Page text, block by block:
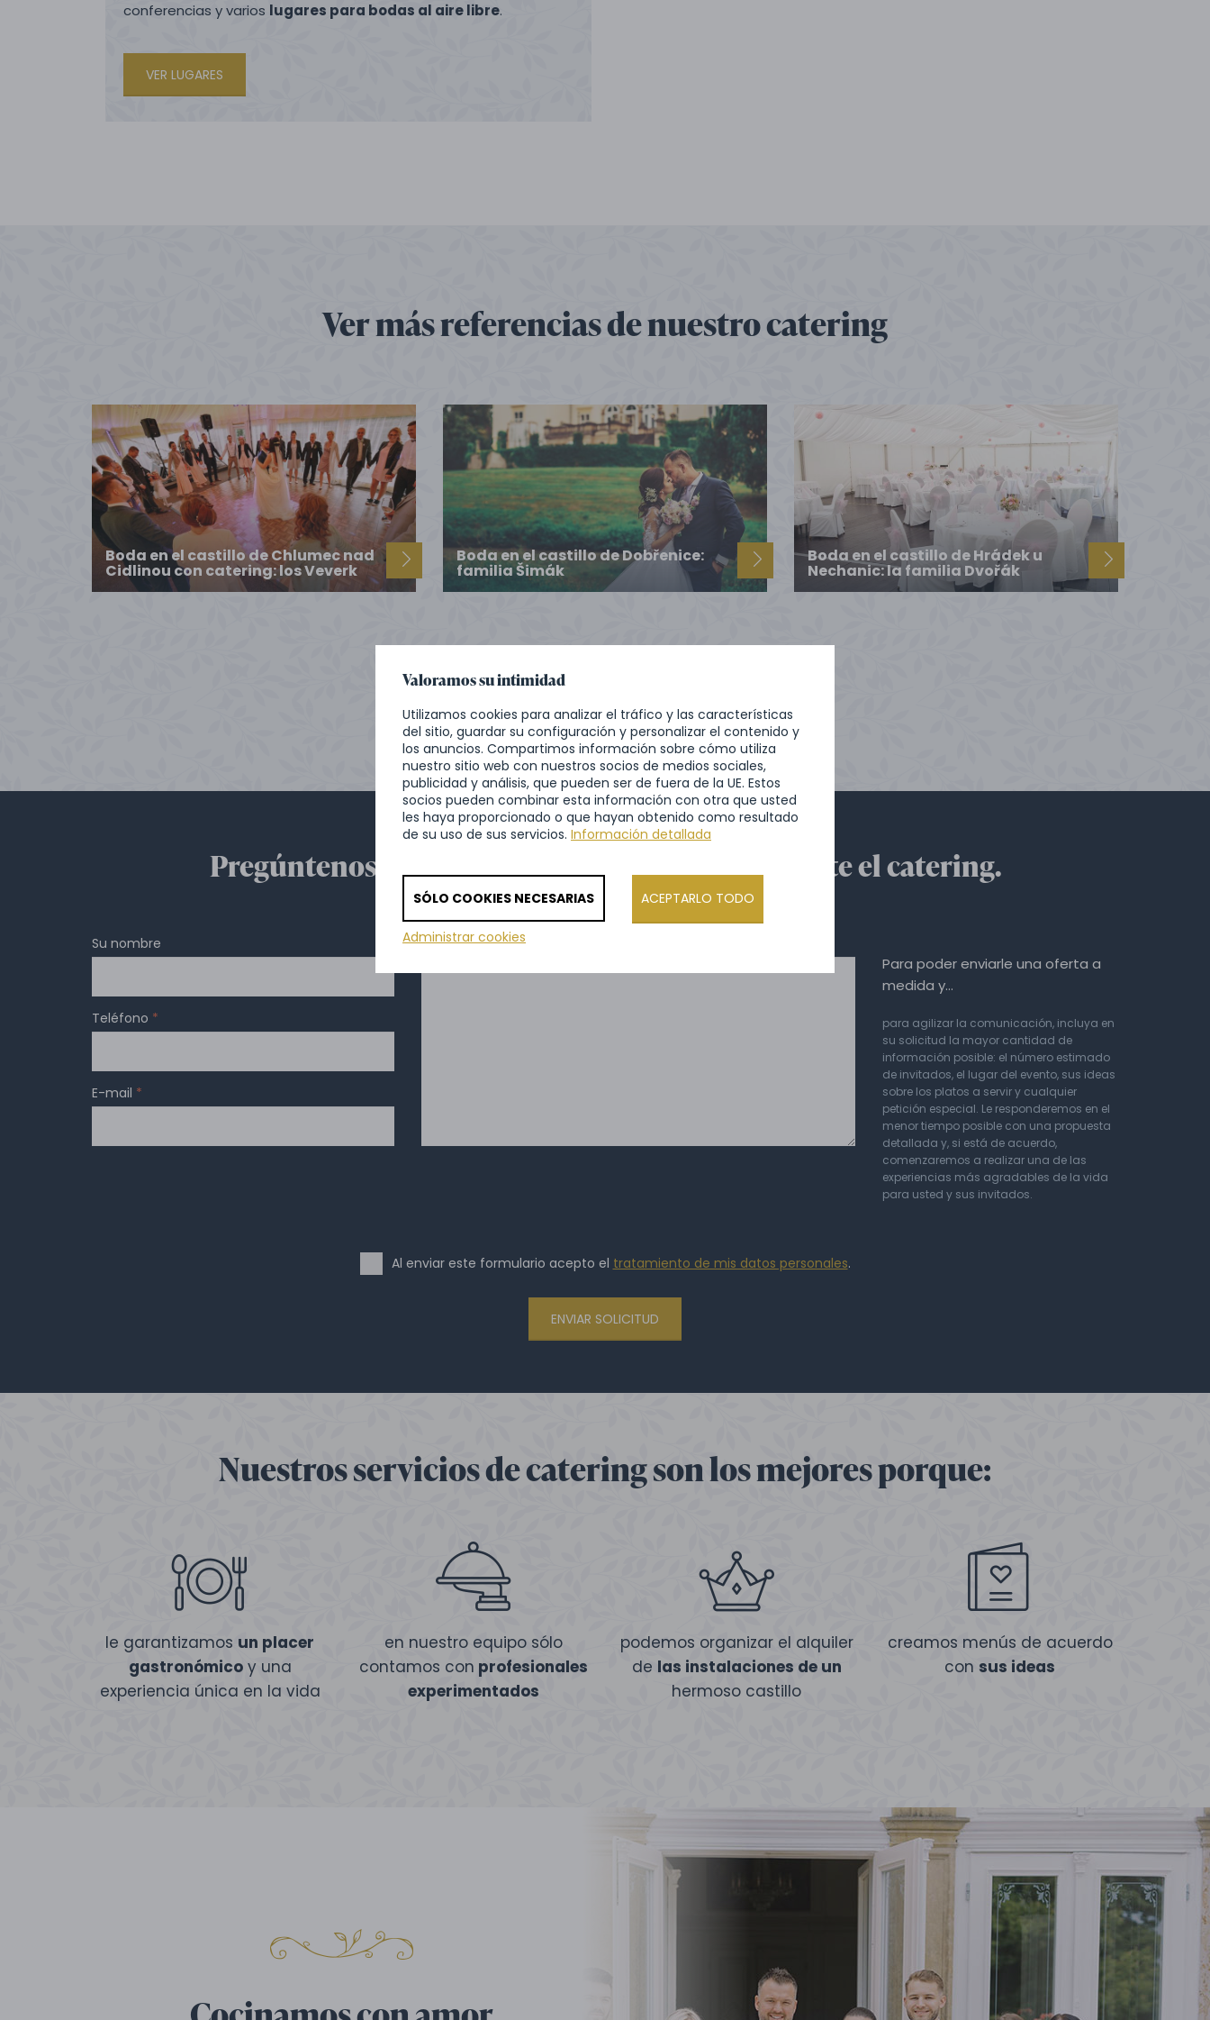
conferencias y varios lugares para bodas al aire libre.
VER LUGARES
Ver más referencias de nuestro catering
Boda en el castillo de Chlumec nad
Cidlinou con catering: los Veverk
Boda en el castillo de Dobřenice:
familia Šimák
Boda en el castillo de Hrádek u
Nechanic: la familia Dvořák
VER TODAS LAS REFERENCIAS
Pregúntenos lo que quiera o solicite directamente el catering.
Nos ocuparemos de usted
Su nombre
Teléfono *
E-mail *
Mensaje *
Para poder enviarle una oferta a
medida y…
para agilizar la comunicación, incluya en
su solicitud la mayor cantidad de
información posible: el número estimado
de invitados, el lugar del evento, sus ideas
sobre los platos a servir y cualquier
petición especial. Le responderemos en el
menor tiempo posible con una propuesta
detallada y, si está de acuerdo,
comenzaremos a realizar una de las
experiencias más agradables de la vida
para usted y sus invitados.
Al enviar este formulario acepto el tratamiento de mis datos personales.
ENVIAR SOLICITUD
Nuestros servicios de catering son los mejores porque:
le garantizamos un placer
gastronómicoy una
experiencia única en la vida
en nuestro equipo sólo
contamos con profesionales
experimentados
podemos organizar el alquiler
de las instalaciones de un
hermoso castillo
creamos menús de acuerdo
con sus ideas
Valoramos su intimidad
Utilizamos cookies para analizar el tráfico y las características
del sitio, guardar su configuración y personalizar el contenido y
los anuncios. Compartimos información sobre cómo utiliza
nuestro sitio web con nuestros socios de medios sociales,
publicidad y análisis, que pueden ser de fuera de la UE. Estos
socios pueden combinar esta información con otra que usted
les haya proporcionado o que hayan obtenido como resultado
de su uso de sus servicios.Información detallada
SÓLO COOKIES NECESARIAS ACEPTARLO TODO
Administrar cookies